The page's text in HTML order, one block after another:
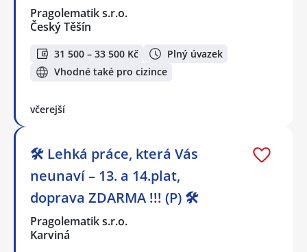
Pragolematik s.r.o.
Český Těšín
31 500 – 33 500 Kč
Plný úvazek
Vhodné také pro cizince
včerejší
🛠️ Lehká práce, která Vás
neunaví – 13. a 14.plat,
doprava ZDARMA !!! (P) 🛠️
Pragolematik s.r.o.
Karviná